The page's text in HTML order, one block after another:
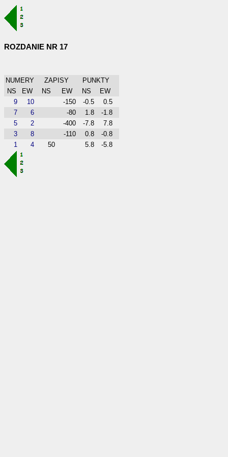
ROZDANIE NR 17
NUMERY ZAPISY
PUNKTY
NS
EW NS EW NS
EW
9
10 -150 -0.5
0.5
7
6 -80 1.8
-1.8
5
2 -400 -7.8
7.8
3
8 -110 0.8
-0.8
1
4 50 5.8 -5.8